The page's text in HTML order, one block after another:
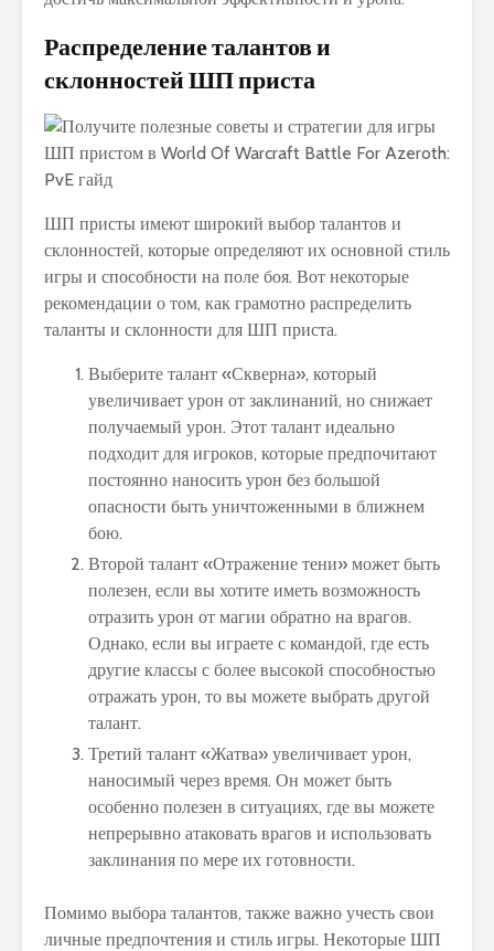
Распределение талантов и
склонностей ШП приста
ШП присты имеют широкий выбор талантов и
склонностей, которые определяют их основной стиль
игры и способности на поле боя. Вот некоторые
рекомендации о том, как грамотно распределить
таланты и склонности для ШП приста.
Выберите талант «Скверна», который
увеличивает урон от заклинаний, но снижает
получаемый урон. Этот талант идеально
подходит для игроков, которые предпочитают
постоянно наносить урон без большой
опасности быть уничтоженными в ближнем
бою.
Второй талант «Отражение тени» может быть
полезен, если вы хотите иметь возможность
отразить урон от магии обратно на врагов.
Однако, если вы играете с командой, где есть
другие классы с более высокой способностью
отражать урон, то вы можете выбрать другой
талант.
Третий талант «Жатва» увеличивает урон,
наносимый через время. Он может быть
особенно полезен в ситуациях, где вы можете
непрерывно атаковать врагов и использовать
заклинания по мере их готовности.
Помимо выбора талантов, также важно учесть свои
личные предпочтения и стиль игры. Некоторые ШП